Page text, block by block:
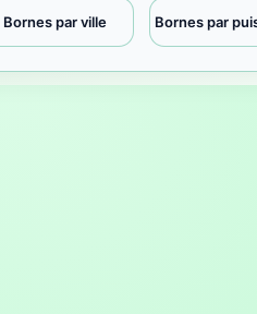
Bornes par ville Bornes par